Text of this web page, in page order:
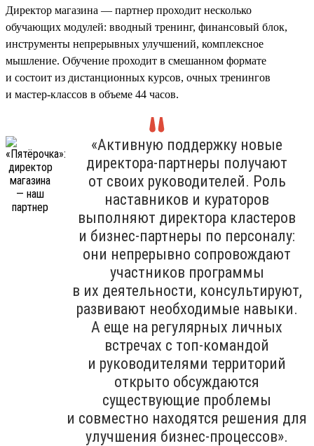
Директор магазина — партнер проходит несколько
обучающих модулей: вводный тренинг, финансовый блок,
инструменты непрерывных улучшений, комплексное
мышление. Обучение проходит в смешанном формате
и состоит из дистанционных курсов, очных тренингов
и мастер-классов в объеме 44 часов.
«Активную поддержку новые
директора-партнеры получают
от своих руководителей. Роль
наставников и кураторов
выполняют директора кластеров
и бизнес-партнеры по персоналу:
они непрерывно сопровождают
участников программы
в их деятельности, консультируют,
развивают необходимые навыки.
А еще на регулярных личных
встречах с топ-командой
и руководителями территорий
открыто обсуждаются
существующие проблемы
и совместно находятся решения для
улучшения бизнес-процессов».